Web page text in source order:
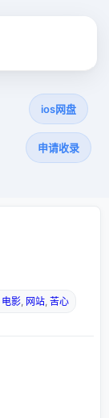
ios网盘
申请收录
电影 网站 苦心